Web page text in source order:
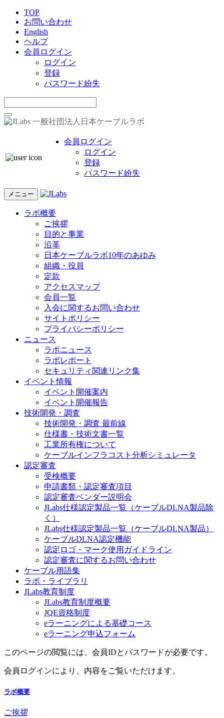
TOP
お問い合わせ
English
ヘルプ
会員ログイン
ログイン
登録
パスワード紛失
一般社団法人日本ケーブルラボ
会員ログイン
ログイン
登録
パスワード紛失
メニュー
ラボ概要
ご挨拶
目的と事業
沿革
日本ケーブルラボ10年のあゆみ
組織・役員
定款
アクセスマップ
会員一覧
入会に関するお問い合わせ
サイトポリシー
プライバシーポリシー
ニュース
ラボニュース
ラボレポート
セキュリティ関連リンク集
イベント情報
イベント開催案内
イベント開催報告
技術開発・調査
技術開発・調査 最前線
仕様書・技術文書一覧
工業所有権について
ケーブルインフラコスト分析シミュレータ
認定審査
受検概要
申請書類・認定審査項目
認定審査ベンダー説明会
JLabs仕様認定製品一覧（ケーブルDLNA製品除
く）
JLabs仕様認定製品一覧（ケーブルDLNA製品）
ケーブルDLNA認定機能
認定ロゴ・マーク使用ガイドライン
認定審査に関するお問い合わせ
ケーブル用語集
ラボ・ライブラリ
JLabs教育制度
JLabs教育制度概要
JQE資格制度
eラーニングによる基礎コース
eラーニング申込フォーム
このページの閲覧には、会員IDとパスワードが必要です。
会員ログインにより、内容をご覧いただけます。
ラボ概要
ご挨拶